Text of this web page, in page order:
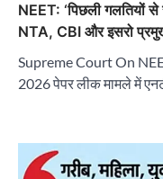
NEET: ‘पिछली गलतियों से
NTA, CBI और इसरो
Supreme Court On
2026 पेपर लीक मामले में